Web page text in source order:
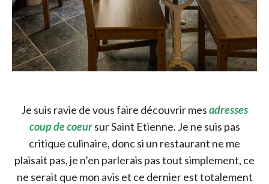
Je suis ravie de vous faire découvrir mesadresses
coup de coeur sur Saint Etienne. Je ne suis pas
critique culinaire, donc si un restaurant ne me
plaisait pas, je n’en parlerais pas tout simplement, ce
ne serait que mon avis et ce dernier est totalement